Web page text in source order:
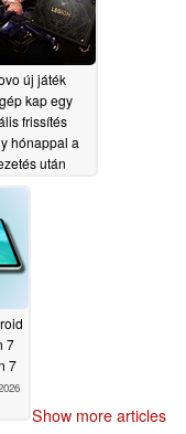
új játék
kap egy
frissítés
hónappal a
után
31/2026
7
7
Show more articles